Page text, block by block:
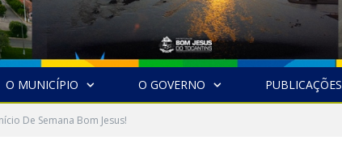
O MUNICÍPIO O GOVERNO PUBLICAÇÕES
De Semana Bom Jesus!